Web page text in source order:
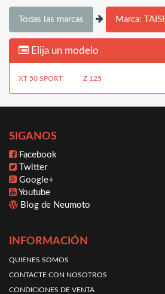
Todas las marcas Marca:
Elija un modelo
XT 50 SPORT Z 125
SIGANOS
Facebook
Twitter
Google+
Youtube
Blog de Neumoto
INFORMACIÓN
QUIENES SOMOS
CONTACTE CON NOSOTROS
CONDICIONES DE VENTA